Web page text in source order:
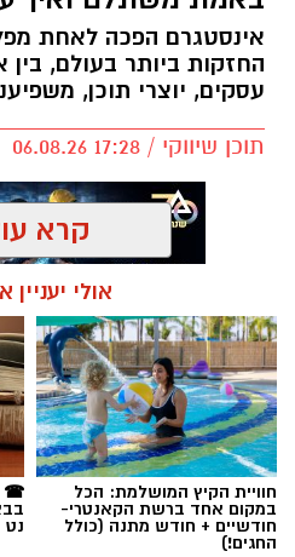
אינסטגרם הפכה לאחת
החזקות ביותר בעולם, בין
עסקים, יוצרי תוכן,
תוכן שיווקי / 17:28 06.08.26
תגים:קניית עוקבים
קרא
אולי יעניין
חוויית הקיץ המושלמת: הכל
במקום אחד ברשת הקאנטרי-
חודשיים + חודש מתנה (כולל
החגים!)
☎
נט